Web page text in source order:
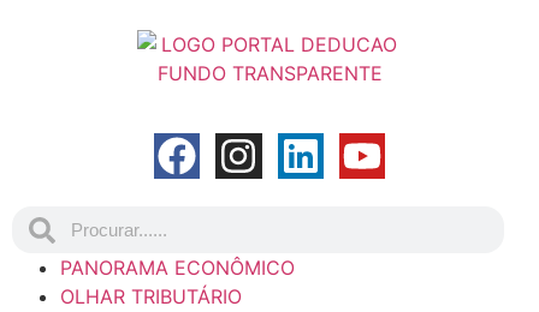
PANORAMA ECONÔMICO
OLHAR TRIBUTÁRIO